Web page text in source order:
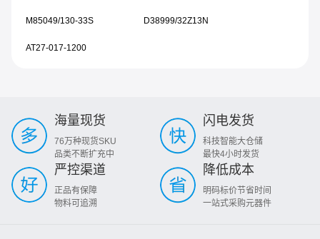
M85049/130-33S D38999/32Z13N
AT27-017-1200
海量现货
76万种现货SKU
品类不断扩充中
闪电发货
科技智能大仓储
最快4小时发货
严控渠道
正品有保障
物料可追溯
降低成本
明码标价节省时间
一站式采购元器件